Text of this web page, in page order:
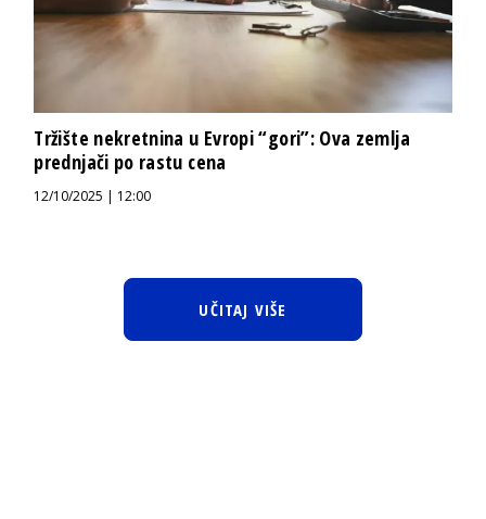
Tržište nekretnina u Evropi “gori”: Ova zemlja
prednjači po rastu cena
12/10/2025 | 12:00
UČITAJ VIŠE